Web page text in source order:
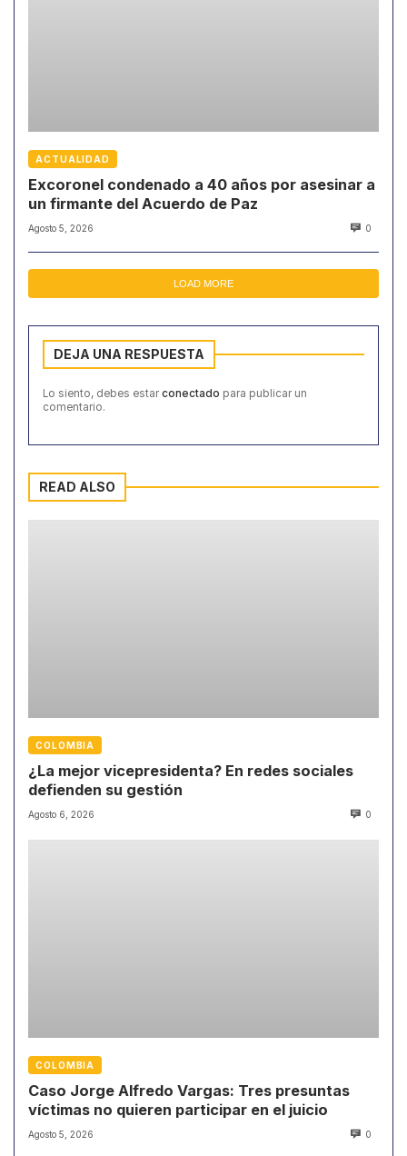
ACTUALIDAD
Excoronel condenado a 40 años por asesinar a
un firmante del Acuerdo de Paz
Agosto 5, 2026 0
LOAD MORE
DEJA UNA RESPUESTA
Lo siento, debes estar conectado para publicar un
comentario.
READ ALSO
COLOMBIA
¿La mejor vicepresidenta? En redes sociales
defienden su gestión
Agosto 6, 2026 0
COLOMBIA
Caso Jorge Alfredo Vargas: Tres presuntas
víctimas no quieren participar en el juicio
Agosto 5, 2026 0